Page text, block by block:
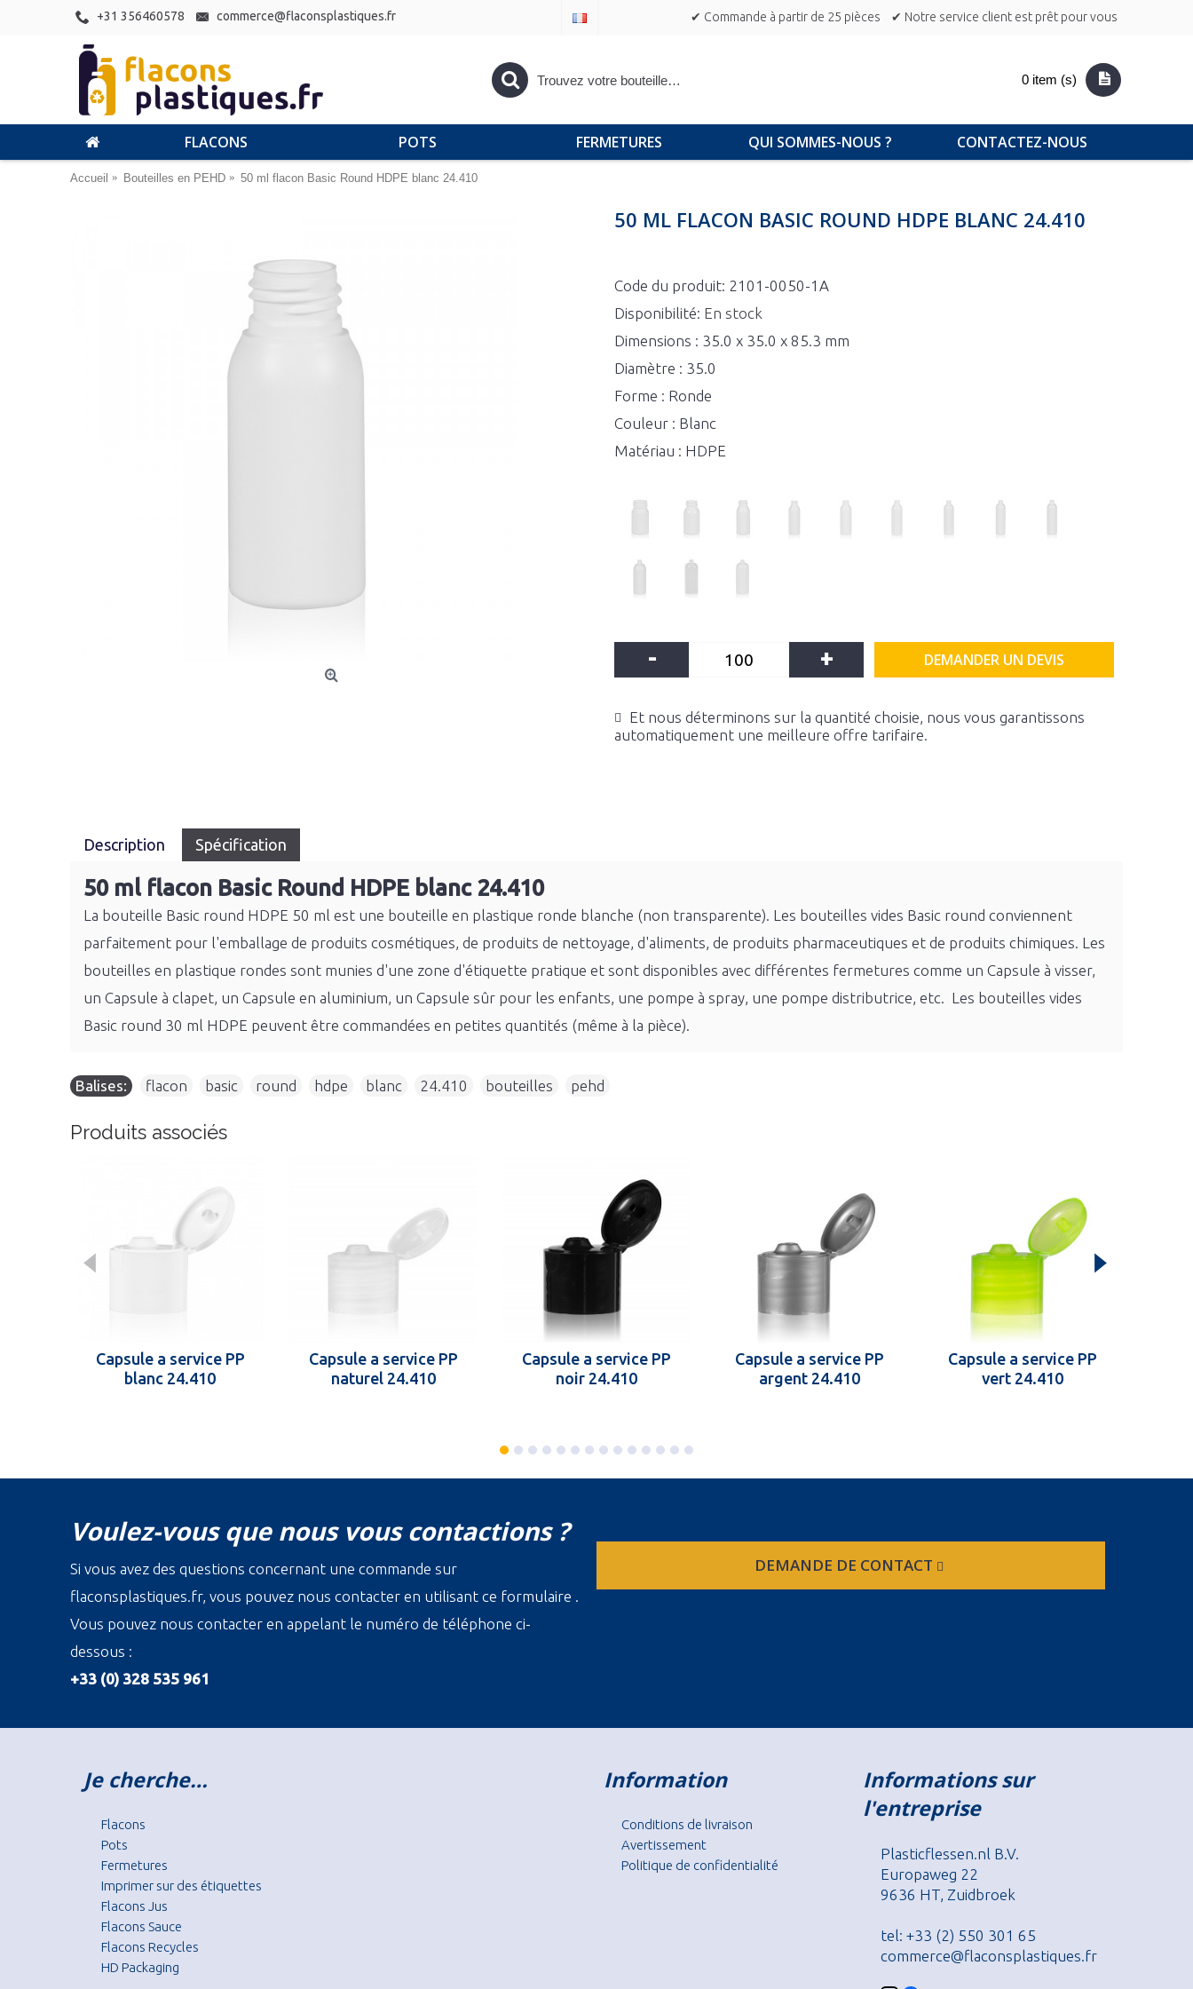
+31 356460578 commerce@flaconsplastiques.fr ✔ Commande à partir de 25 pièces ✔ Notre service client est prêt pour vous
0 item (s)
FLACONS POTS FERMETURES QUI SOMMES-NOUS ? CONTACTEZ-NOUS
Accueil Bouteilles en PEHD 50 ml flacon Basic Round HDPE blanc 24.410
50 ML FLACON BASIC ROUND HDPE BLANC 24.410
Code du produit: 2101-0050-1A
Disponibilité: En stock
Dimensions : 35.0 x 35.0 x 85.3 mm
Diamètre : 35.0
Forme : Ronde
Couleur : Blanc
Matériau : HDPE
- + DEMANDER UN DEVIS
Et nous déterminons sur la quantité choisie, nous vous garantissons
automatiquement une meilleure offre tarifaire.
Description Spécification
50 ml flacon Basic Round HDPE blanc 24.410
La bouteille Basic round HDPE 50 ml est une bouteille en plastique ronde blanche (non transparente). Les bouteilles vides Basic round conviennent
parfaitement pour l'emballage de produits cosmétiques, de produits de nettoyage, d'aliments, de produits pharmaceutiques et de produits chimiques. Les
bouteilles en plastique rondes sont munies d'une zone d'étiquette pratique et sont disponibles avec différentes fermetures comme un Capsule à visser,
un Capsule à clapet, un Capsule en aluminium, un Capsule sûr pour les enfants, une pompe à spray, une pompe distributrice, etc. Les bouteilles vides
Basic round 30 ml HDPE peuvent être commandées en petites quantités (même à la pièce).
Balises: flacon basic round hdpe blanc 24.410 bouteilles pehd
Produits associés
Capsule a service PP
blanc 24.410
Capsule a service PP
naturel 24.410
Capsule a service PP
noir 24.410
Capsule a service PP
argent 24.410
Capsule a service PP
vert 24.410
Voulez-vous que nous vous contactions ?
Si vous avez des questions concernant une commande sur
flaconsplastiques.fr, vous pouvez nous contacter en utilisant ce formulaire .
Vous pouvez nous contacter en appelant le numéro de téléphone ci-
dessous :
+33 (0) 328 535 961
DEMANDE DE CONTACT
Je cherche…
Flacons
Pots
Fermetures
Imprimer sur des étiquettes
Flacons Jus
Flacons Sauce
Flacons Recycles
HD Packaging
Information
Conditions de livraison
Avertissement
Politique de confidentialité
Informations sur
l'entreprise
Plasticflessen.nl B.V.
Europaweg 22
9636 HT, Zuidbroek
tel: +33 (2) 550 301 65
commerce@flaconsplastiques.fr